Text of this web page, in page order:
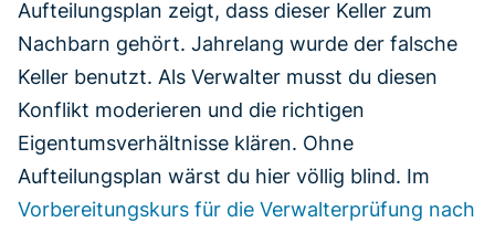
Aufteilungsplan zeigt, dass dieser Keller zum
Nachbarn gehört. Jahrelang wurde der falsche
Keller benutzt. Als Verwalter musst du diesen
Konflikt moderieren und die richtigen
Eigentumsverhältnisse klären. Ohne
Aufteilungsplan wärst du hier völlig blind. Im
Vorbereitungskurs für die Verwalterprüfung nach